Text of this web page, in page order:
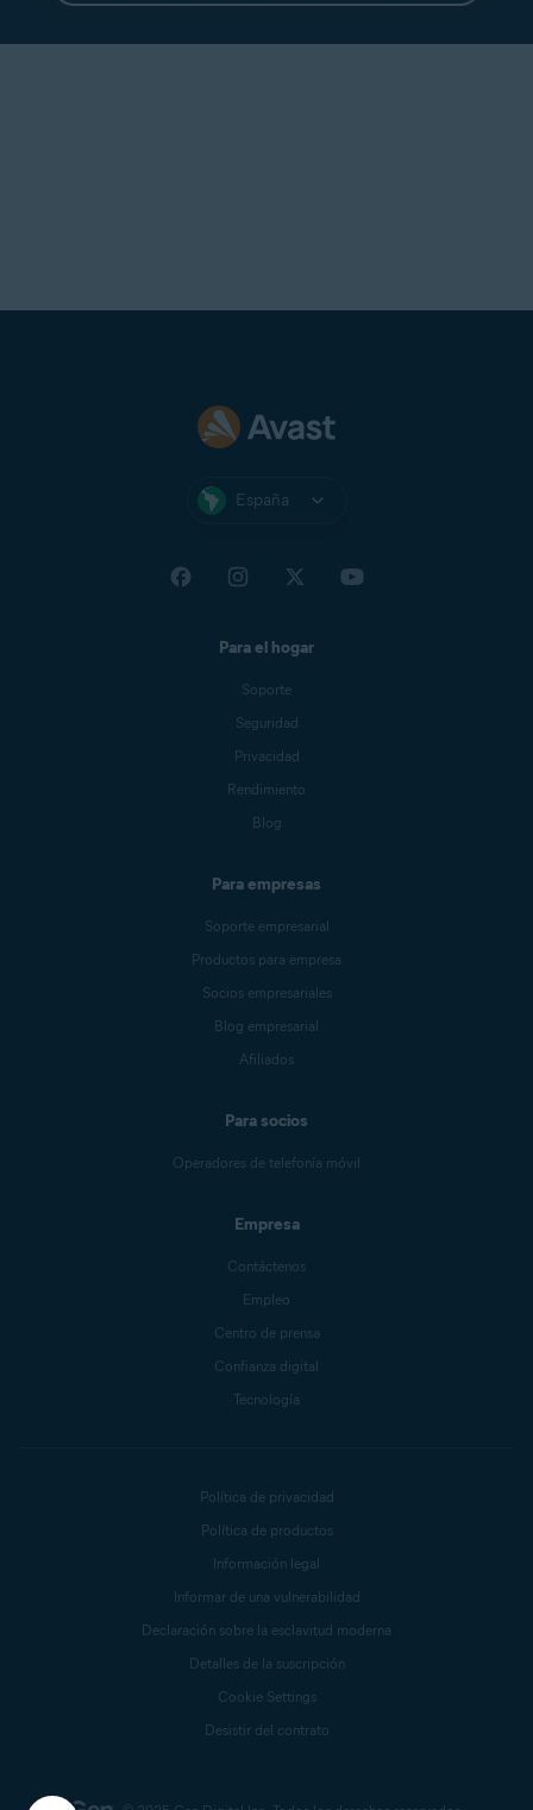
España
Para el hogar
Soporte
Seguridad
Privacidad
Rendimiento
Blog
Para empresas
Soporte empresarial
Productos para empresa
Socios empresariales
Blog empresarial
Afiliados
Para socios
Operadores de telefonía móvil
Empresa
Contáctenos
Empleo
Centro de prensa
Confianza digital
Tecnología
Política de privacidad
Política de productos
Información legal
Informar de una vulnerabilidad
Declaración sobre la esclavitud moderna
Detalles de la suscripción
Cookie Settings
Desistir del contrato